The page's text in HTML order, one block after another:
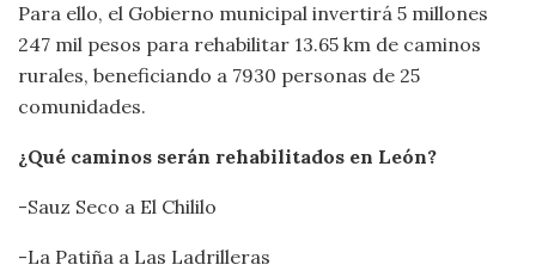
Para ello, el Gobierno municipal invertirá 5 millones
247 mil pesos para rehabilitar 13.65 km de caminos
rurales, beneficiando a 7930 personas de 25
comunidades.
¿Qué caminos serán rehabilitados en León?
-Sauz Seco a El Chililo
-La Patiña a Las Ladrilleras